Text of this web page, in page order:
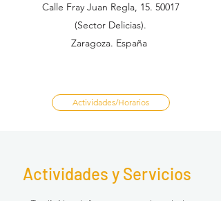
Calle Fray Juan Regla, 15. 50017
(Sector Delicias).
Zaragoza. España
Actividades/Horarios
Actividades y Servicios